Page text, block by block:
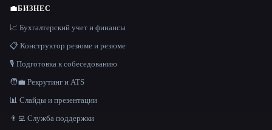
💼БИЗНЕС
📈 Бухгалтерский учет и финансы
📋 Конструктор резюме и резюме
🎙️ Подготовка к собеседованию
🧑‍💼 Рекрутинг и ATS
📊 Слайды и презентации
👨‍💻 Служба поддержки